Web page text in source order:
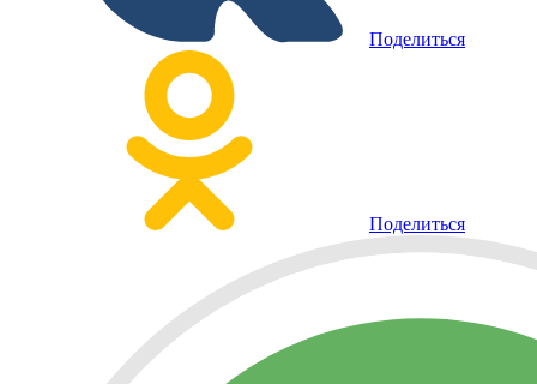
Поделиться
Поделиться